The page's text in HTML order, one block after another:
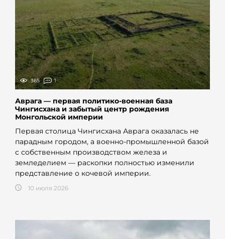
365 1
Аврага — первая политико-военная база
Чингисхана и забытый центр рождения
Монгольской империи
Первая столица Чингисхана Аврага оказалась не
парадным городом, а военно-промышленной базой
с собственным производством железа и
земледелием — раскопки полностью изменили
представление о кочевой империи.
10 июля 2026